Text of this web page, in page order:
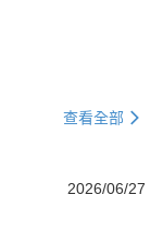
查看全部
2026/06/27